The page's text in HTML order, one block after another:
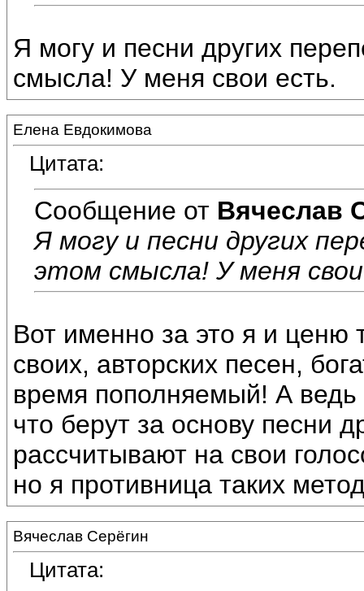
Я могу и песни других
смысла! У меня свои есть.
Елена Евдокимова
Цитата:
Сообщение от Вячеслав
Я могу и песни других
этом смысла! У меня
Вот именно за это я и ценю
своих, авторских песен,
время пополняемый! А ведь
что берут за основу песни
рассчитывают на свои
но я противница таких
Вячеслав Серёгин
Цитата: